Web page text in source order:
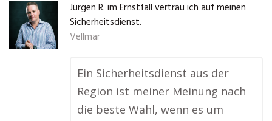
Jürgen R. im Ernstfall vertrau ich auf meinen
Sicherheitsdienst.
Vellmar
Ein Sicherheitsdienst aus der
Region ist meiner Meinung nach
die beste Wahl, wenn es um